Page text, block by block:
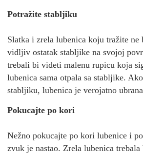
Potražite stabljiku
Slatka i zrela lubenica koju tražite ne
vidljiv ostatak stabljike na svojoj
trebali bi videti malenu rupicu koja
lubenica sama otpala sa stabljike.
stabljiku, lubenica je verojatno
Pokucajte po kori
Nežno pokucajte po kori lubenice i
zvuk je nastao. Zrela lubenica